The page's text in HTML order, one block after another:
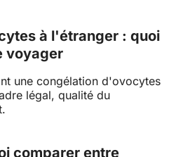
à l'étranger : quoi
voyager
une congélation d'ovocytes
légal, qualité du
comparer entre